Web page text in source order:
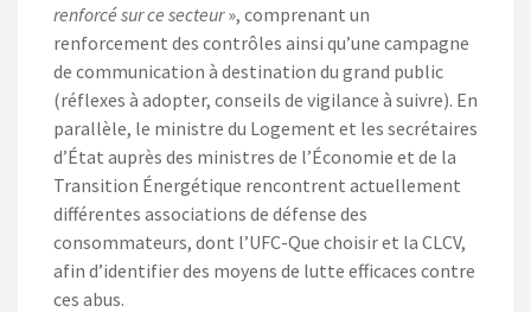
renforcé sur ce secteur», comprenant un
renforcement des contrôles ainsi qu’une campagne
de communication à destination du grand public
(réflexes à adopter, conseils de vigilance à suivre). En
parallèle, le ministre du Logement et les secrétaires
d’État auprès des ministres de l’Économie et de la
Transition Énergétique rencontrent actuellement
différentes associations de défense des
consommateurs, dont l’UFC-Que choisir et la CLCV,
afin d’identifier des moyens de lutte efficaces contre
ces abus.